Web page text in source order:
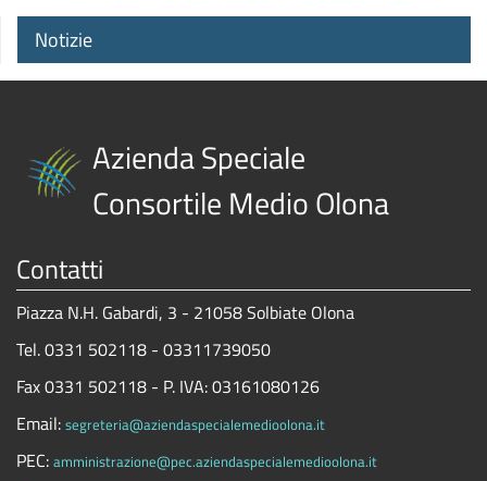
Notizie
Azienda Speciale
Consortile Medio Olona
Contatti
Piazza N.H. Gabardi, 3 - 21058 Solbiate Olona
Tel. 0331 502118 - 03311739050
Fax 0331 502118 - P. IVA: 03161080126
Email: segreteria@aziendaspecialemedioolona.it
PEC: amministrazione@pec.aziendaspecialemedioolona.it